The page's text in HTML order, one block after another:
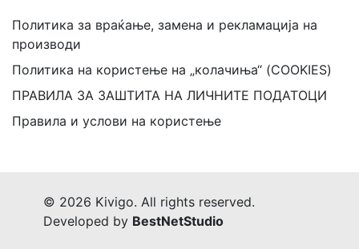
Политика за враќање, замена и рекламација на
производи
Политика на користење на „колачиња“ (COOKIES)
ПРАВИЛА ЗА ЗАШТИТА НА ЛИЧНИТЕ ПОДАТОЦИ
Правила и услови на користење
© 2026 Kivigo. All rights reserved.
Developed by BestNetStudio